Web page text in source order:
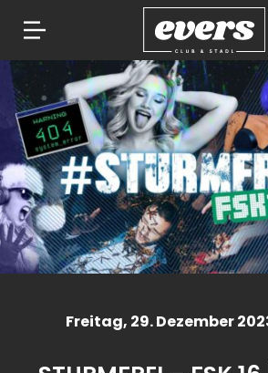
Springe
zum
Inhalt
Freitag, 29. Dezember